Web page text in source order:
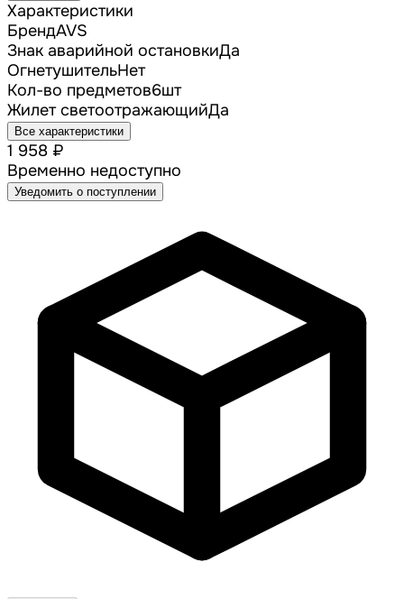
Характеристики
БрендAVS
Знак аварийной остановкиДа
ОгнетушительНет
Кол-во предметов6шт
Жилет светоотражающийДа
Все характеристики
1 958 ₽
Временно недоступно
Уведомить о поступлении